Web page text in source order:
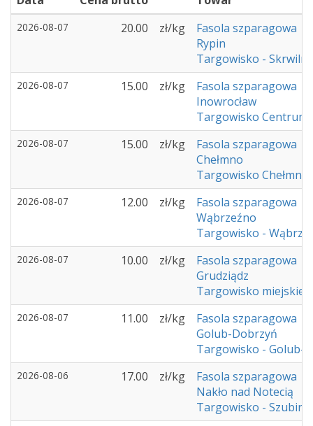
2026-08-07 20.00 zł/kg
Fasola szparagowa
Rypin
Targowisko -
2026-08-07 15.00 zł/kg
Fasola szparagowa
Inowrocław
Targowisko Centrum
2026-08-07 15.00 zł/kg
Fasola szparagowa
Chełmno
Targowisko Chełmno
2026-08-07 12.00 zł/kg
Fasola szparagowa
Wąbrzeźno
Targowisko -
2026-08-07 10.00 zł/kg
Fasola szparagowa
Grudziądz
Targowisko miejskie
2026-08-07 11.00 zł/kg
Fasola szparagowa
Golub-Dobrzyń
Targowisko - Golub-
2026-08-06 17.00 zł/kg
Fasola szparagowa
Nakło nad Notecią
Targowisko - Szubin